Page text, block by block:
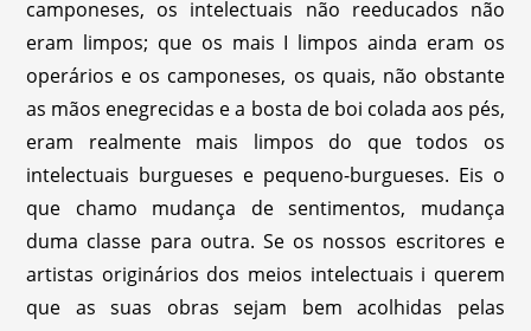
camponeses, os intelectuais não reeducados não
eram limpos; que os mais I limpos ainda eram os
operários e os camponeses, os quais, não obstante
as mãos enegrecidas e a bosta de boi colada aos pés,
eram realmente mais limpos do que todos os
intelectuais burgueses e pequeno-burgueses. Eis o
que chamo mudança de sentimentos, mudança
duma classe para outra. Se os nossos escritores e
artistas originários dos meios intelectuais i querem
que as suas obras sejam bem acolhidas pelas